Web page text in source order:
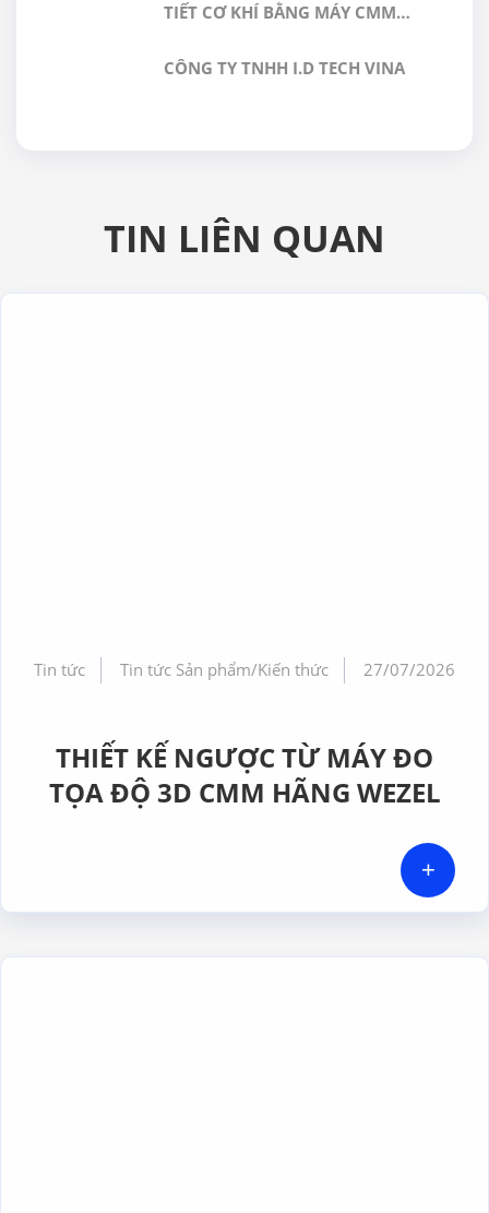
TIẾT CƠ KHÍ BẰNG MÁY CMM
VIỆT NAM
CÔNG TY TNHH I.D TECH VINA
TIN LIÊN QUAN
Tin tức Tin tức Sản phẩm/Kiến thức 27/07/2026
THIẾT KẾ NGƯỢC TỪ MÁY ĐO
TỌA ĐỘ 3D CMM HÃNG WEZEL
+